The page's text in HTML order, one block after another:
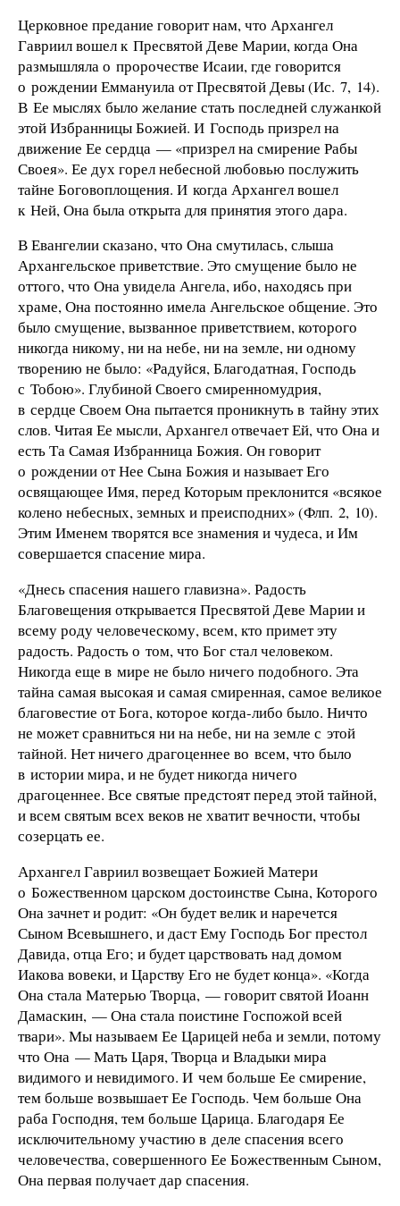
Церковное предание говорит нам, что Архангел
Гавриил вошел к Пресвятой Деве Марии, когда Она
размышляла о пророчестве Исаии, где говорится
о рождении Еммануила от Пресвятой Девы (Ис. 7, 14).
В Ее мыслях было желание стать последней служанкой
этой Избранницы Божией. И Господь призрел на
движение Ее сердца — «призрел на смирение Рабы
Своея». Ее дух горел небесной любовью послужить
тайне Боговоплощения. И когда Архангел вошел
к Ней, Она была открыта для принятия этого дара.
В Евангелии сказано, что Она смутилась, слыша
Архангельское приветствие. Это смущение было не
оттого, что Она увидела Ангела, ибо, находясь при
храме, Она постоянно имела Ангельское общение. Это
было смущение, вызванное приветствием, которого
никогда никому, ни на небе, ни на земле, ни одному
творению не было: «Радуйся, Благодатная, Господь
с Тобою». Глубиной Своего смиренномудрия,
в сердце Своем Она пытается проникнуть в тайну этих
слов. Читая Ее мысли, Архангел отвечает Ей, что Она и
есть Та Самая Избранница Божия. Он говорит
о рождении от Нее Сына Божия и называет Его
освящающее Имя, перед Которым преклонится «всякое
колено небесных, земных и преисподних» (Флп. 2, 10).
Этим Именем творятся все знамения и чудеса, и Им
совершается спасение мира.
«Днесь спасения нашего главизна». Радость
Благовещения открывается Пресвятой Деве Марии и
всему роду человеческому, всем, кто примет эту
радость. Радость о том, что Бог стал человеком.
Никогда еще в мире не было ничего подобного. Эта
тайна самая высокая и самая смиренная, самое великое
благовестие от Бога, которое когда-либо было. Ничто
не может сравниться ни на небе, ни на земле с этой
тайной. Нет ничего драгоценнее во всем, что было
в истории мира, и не будет никогда ничего
драгоценнее. Все святые предстоят перед этой тайной,
и всем святым всех веков не хватит вечности, чтобы
созерцать ее.
Архангел Гавриил возвещает Божией Матери
о Божественном царском достоинстве Сына, Которого
Она зачнет и родит: «Он будет велик и наречется
Сыном Всевышнего, и даст Ему Господь Бог престол
Давида, отца Его; и будет царствовать над домом
Иакова вовеки, и Царству Его не будет конца». «Когда
Она стала Матерью Творца, — говорит святой Иоанн
Дамаскин, — Она стала поистине Госпожой всей
твари». Мы называем Ее Царицей неба и земли, потому
что Она — Мать Царя, Творца и Владыки мира
видимого и невидимого. И чем больше Ее смирение,
тем больше возвышает Ее Господь. Чем больше Она
раба Господня, тем больше Царица. Благодаря Ее
исключительному участию в деле спасения всего
человечества, совершенного Ее Божественным Сыном,
Она первая получает дар спасения.